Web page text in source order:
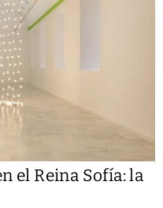
el Reina Sofía: la